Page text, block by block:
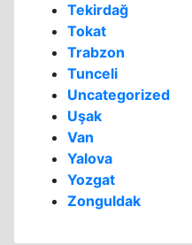
Tekirdağ
Tokat
Trabzon
Tunceli
Uncategorized
Uşak
Van
Yalova
Yozgat
Zonguldak